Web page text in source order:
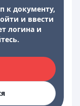
к документу,
и ввести
логина и